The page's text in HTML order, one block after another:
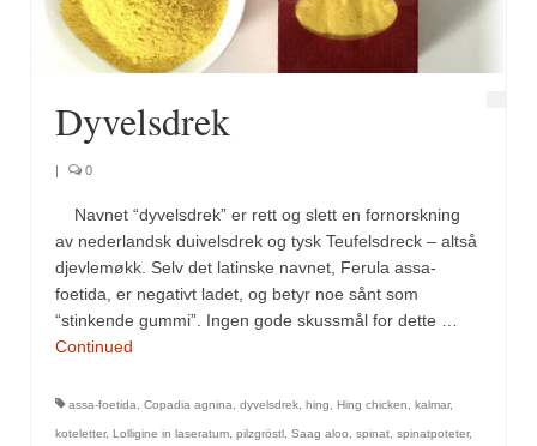
Dyvelsdrek
0
Navnet “dyvelsdrek” er rett og slett en fornorskning
av nederlandsk duivelsdrek og tysk Teufelsdreck – altså
djevlemøkk. Selv det latinske navnet, Ferula assa-
foetida, er negativt ladet, og betyr noe sånt som
“stinkende gummi”. Ingen gode skussmål for dette …
Continued
assa-foetida, Copadia agnina, dyvelsdrek, hing, Hing chicken, kalmar,
koteletter, Lolligine in laseratum, pilzgröstl , Saag aloo, spinat, spinatpoteter,